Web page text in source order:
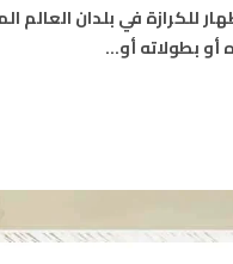
للكرازة في بلدان
بطولاته أو…